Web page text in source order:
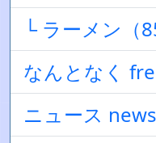
└ ラーメン（
なんとなく
ニュース news